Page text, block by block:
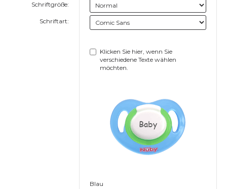
Schriftgröße:
Schriftart:
Klicken Sie hier, wenn Sie
verschiedene Texte wählen
möchten.
Baby
Blau